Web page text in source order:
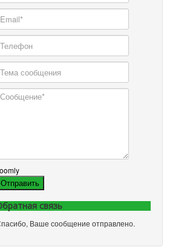
Отправить
связь
Ваше сообщение отправлено.